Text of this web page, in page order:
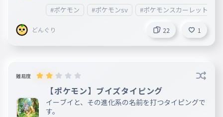
#ポケモン #ポケモンsv #ポケモンスカーレットバ
どんぐり 22 1
難易度
【ポケモン】ブイズタイピング
イーブイと、その進化系の名前を打つタイピングで
す。